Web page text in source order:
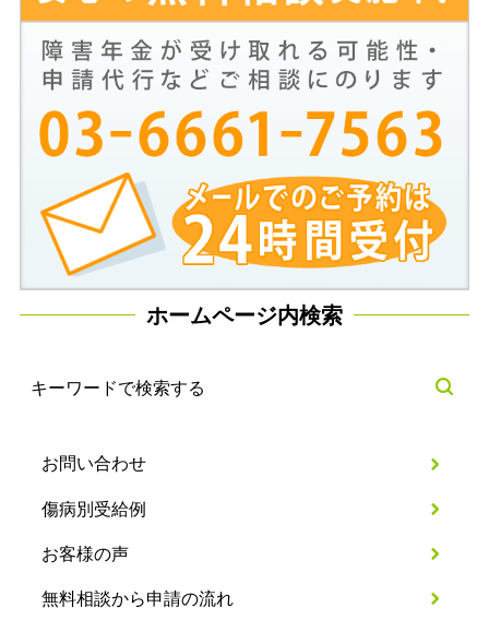
ホームページ内検索
お問い合わせ
傷病別受給例
お客様の声
無料相談から申請の流れ